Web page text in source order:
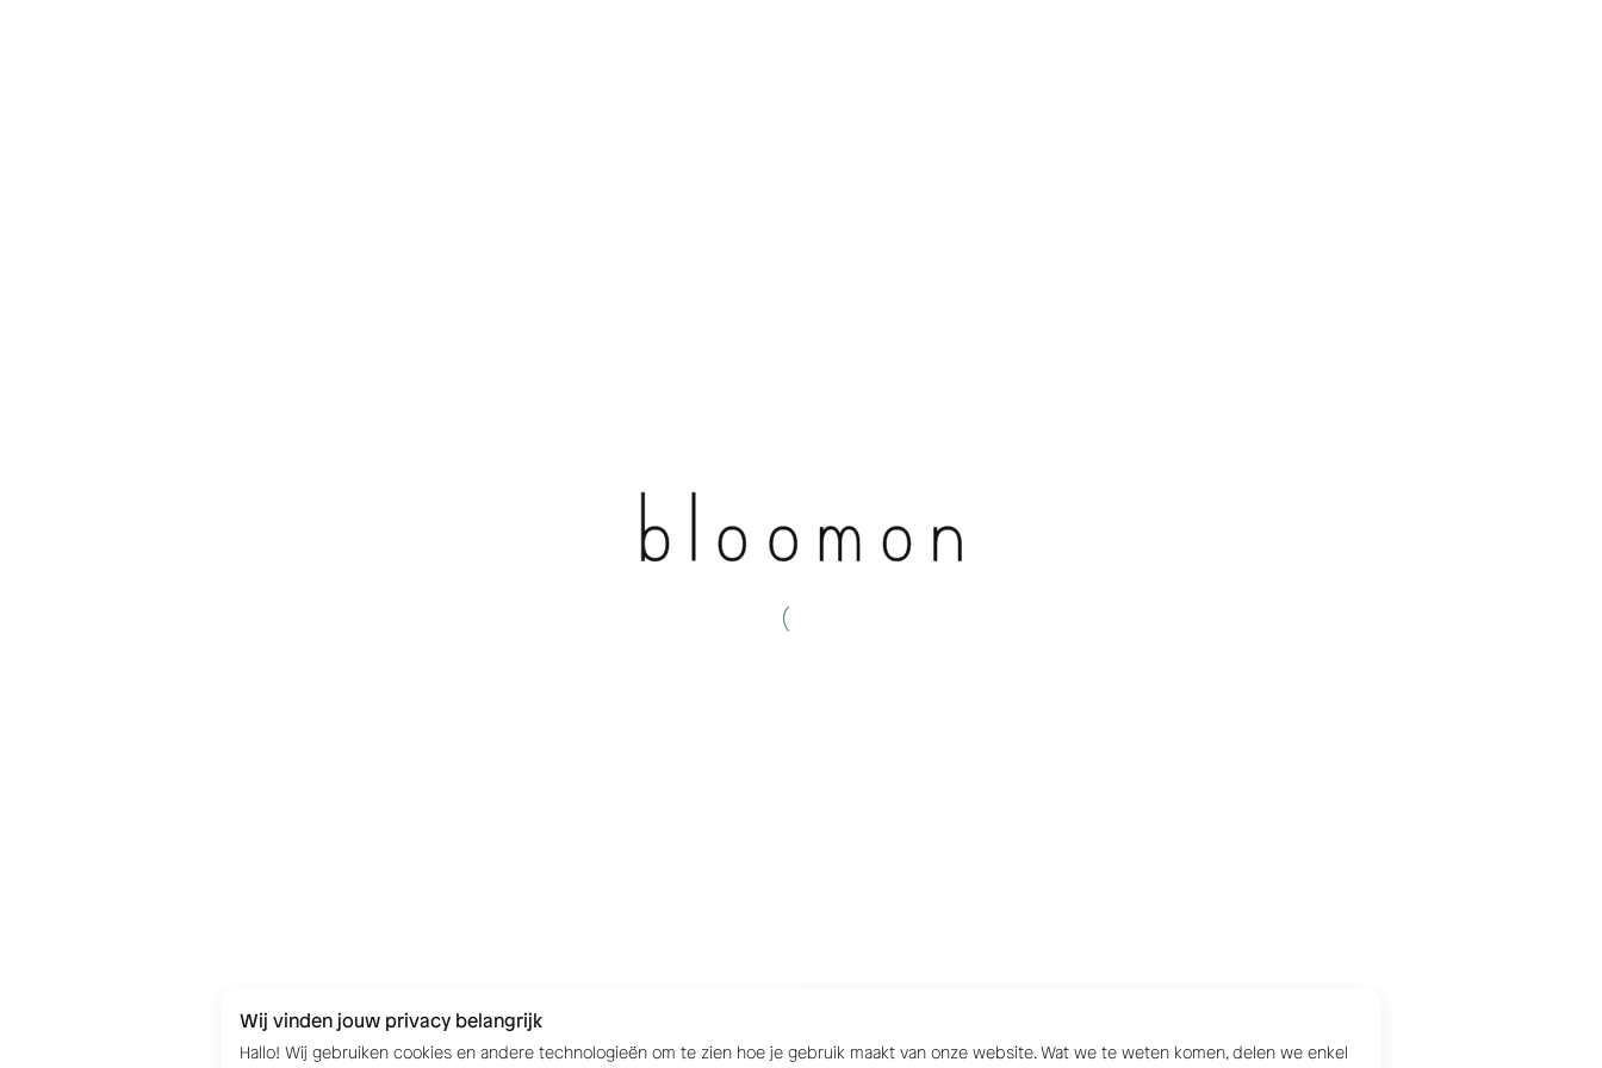
Wij vinden jouw privacy belangrijk
Hallo! Wij gebruiken cookies en andere technologieën om te zien hoe je gebruik maakt van onze website. Wat we te weten komen, delen we enkel